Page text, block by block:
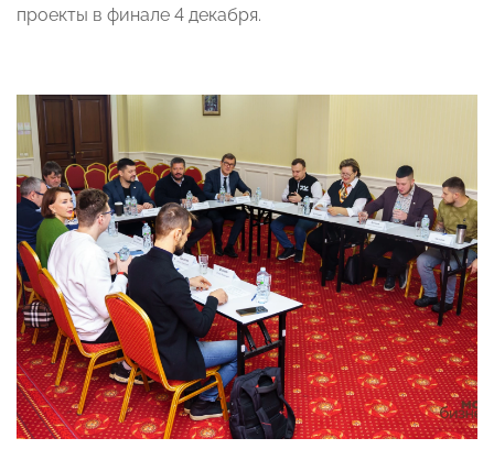
проекты в финале 4 декабря.